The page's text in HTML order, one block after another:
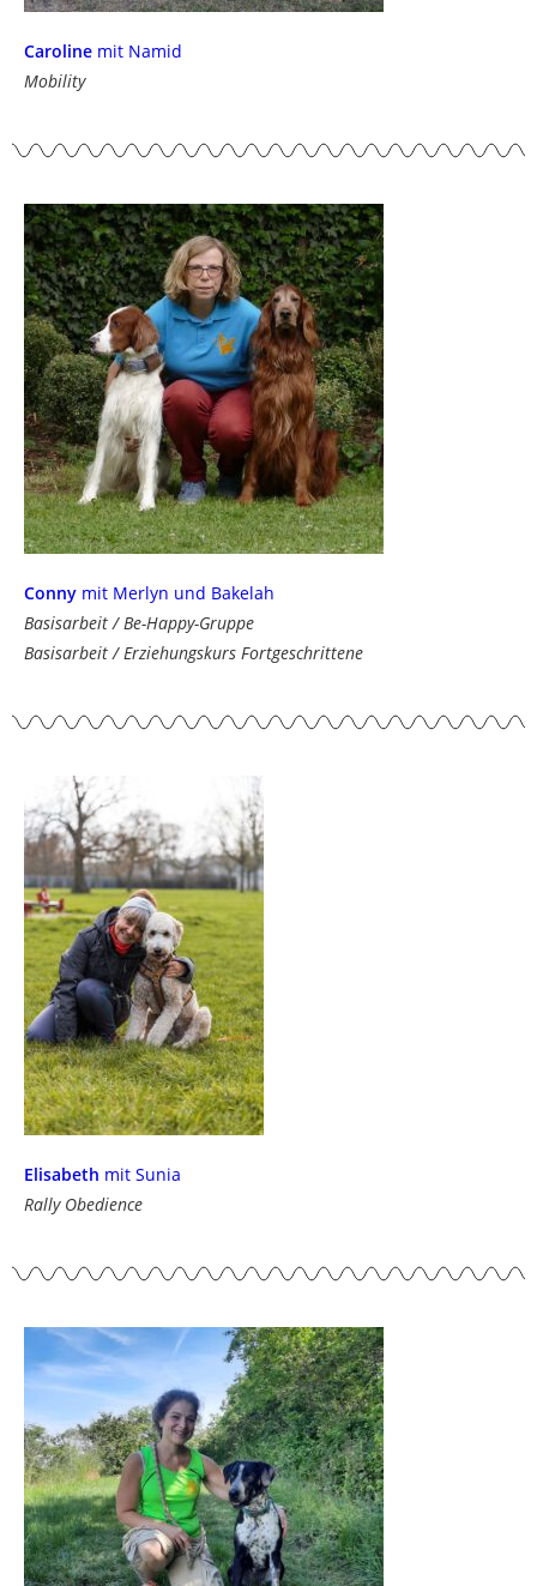
Caroline mit Namid
Mobility
Conny mit Merlyn und Bakelah
Basisarbeit / Be-Happy-Gruppe
Basisarbeit / Erziehungskurs Fortgeschrittene
Elisabeth mit Sunia
Rally Obedience